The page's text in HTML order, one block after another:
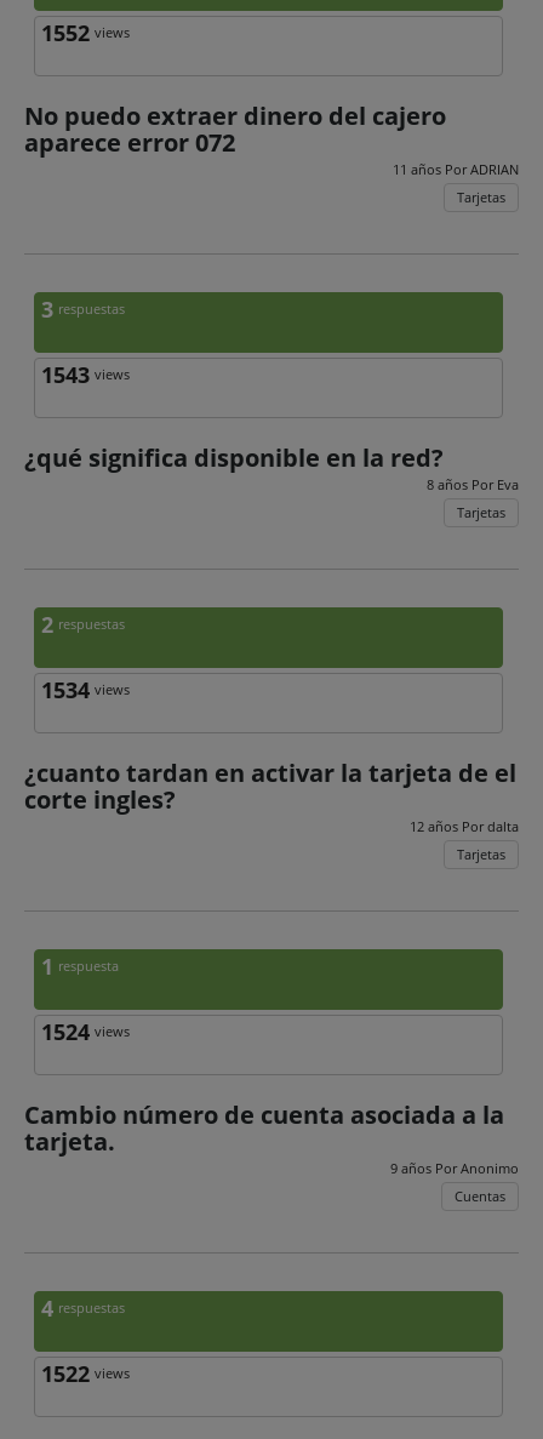
1552 views
No puedo extraer dinero del cajero
aparece error 072
11 años PorADRIAN
Tarjetas
3 respuestas
1543 views
¿qué significa disponible en la red?
8 años Por Eva
Tarjetas
2 respuestas
1534 views
¿cuanto tardan en activar la tarjeta de el
corte ingles?
12 años Pordalta
Tarjetas
1 respuesta
1524 views
Cambio número de cuenta asociada a la
tarjeta.
9 años PorAnonimo
Cuentas
4 respuestas
1522 views